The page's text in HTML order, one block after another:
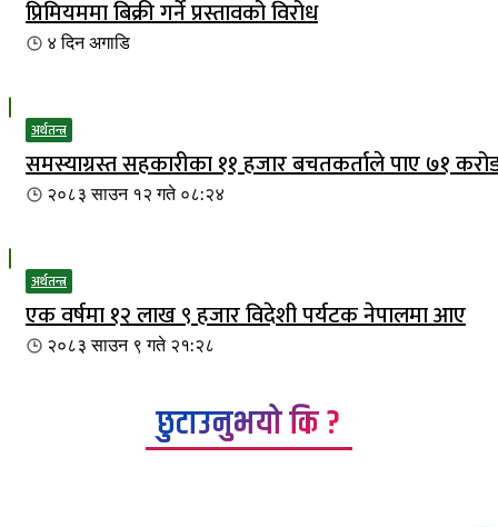
प्रिमियममा बिक्री गर्ने प्रस्तावको विरोध
४ दिनअगाडि
अर्थतन्त्र
समस्याग्रस्त सहकारीका ११ हजार बचतकर्ताले पाए ७१
२०८३ साउन १२ गते ०८:२४
अर्थतन्त्र
एक वर्षमा १२ लाख ९ हजार विदेशी पर्यटक नेपालमा आए
२०८३ साउन ९ गते २१:२८
छुटाउनुभयो कि ?